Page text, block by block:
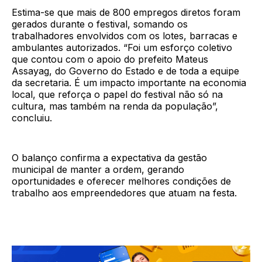
Estima-se que mais de 800 empregos diretos foram
gerados durante o festival, somando os
trabalhadores envolvidos com os lotes, barracas e
ambulantes autorizados. “Foi um esforço coletivo
que contou com o apoio do prefeito Mateus
Assayag, do Governo do Estado e de toda a equipe
da secretaria. É um impacto importante na economia
local, que reforça o papel do festival não só na
cultura, mas também na renda da população”,
concluiu.
O balanço confirma a expectativa da gestão
municipal de manter a ordem, gerando
oportunidades e oferecer melhores condições de
trabalho aos empreendedores que atuam na festa.